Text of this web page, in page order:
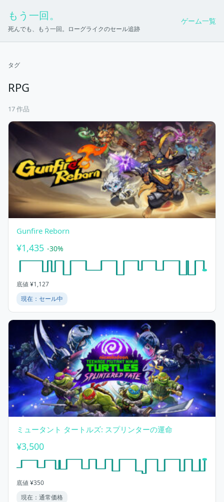
もう一回。
死んでも、もう一回。ローグライクのセール追跡
ゲーム一覧
タグ
RPG
17 作品
Gunfire Reborn
¥1,435 -30%
底値 ¥1,127
現在：セール中
ミュータント タートルズ: スプリンターの運命
¥3,500
底値 ¥350
現在：通常価格